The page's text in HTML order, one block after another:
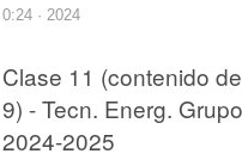
0:24 · 2024
Clase 11 (contenido
9) - Tecn. Energ.
2024-2025